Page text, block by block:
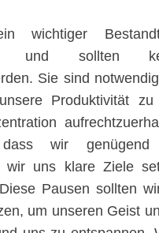
wichtiger
und sollten
Sie sind
Produktivität zu
dass wir genügend
wir uns klare Ziele
Pausen sollten
um unseren Geist